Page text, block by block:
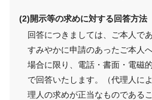
開示等の求めに対する回答方法
回答につきましては、ご本人で
すみやかに申請のあったご本人
場合に限り、電話・書面・電磁
で回答いたします。（代理人に
理人の求めが正当なものである